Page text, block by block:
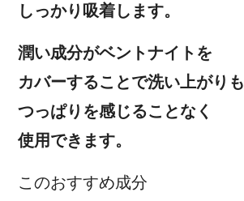
しっかり吸着します。
潤い成分がベントナイトを
カバーすることで洗い上がりも
つっぱりを感じることなく
使用できます。
このおすすめ成分